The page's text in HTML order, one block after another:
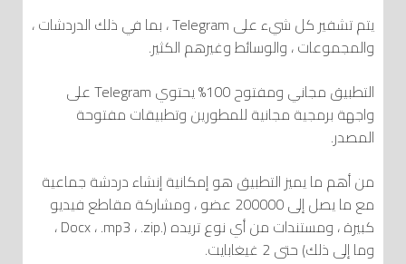
يتم تشفير كل شيء على Telegram ، بما في ذلك الدردشات ،
والمجموعات ، والوسائط وغيرهم الكثير.
التطبيق مجاني ومفتوح 100% يحتوي Telegram على
واجهة برمجية مجانية للمطورين وتطبيقات مفتوحة
المصدر.
من أهم ما يميز التطبيق هو إمكانية إنشاء دردشة جماعية
مع ما يصل إلى 200000 عضو ، ومشاركة مقاطع فيديو
كبيرة ، ومستندات من أي نوع تريده (.Docx ، .mp3 ، .zip ،
وما إلى ذلك) حتى 2 غيغابايت.